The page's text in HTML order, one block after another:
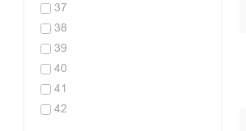
37
38
39
40
41
42